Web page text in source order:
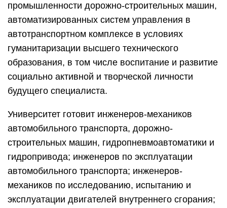
промышленности дорожно-строительных машин,
автоматизированных систем управления в
автотранспортном комплексе в условиях
гуманитаризации высшего технического
образования, в том числе воспитание и развитие
социально активной и творческой личности
будущего специалиста.
Университет готовит инженеров-механиков
автомобильного транспорта, дорожно-
строительных машин, гидропневмоавтоматики и
гидропривода; инженеров по эксплуатации
автомобильного транспорта; инженеров-
механиков по исследованию, испытанию и
эксплуатации двигателей внутреннего сгорания;